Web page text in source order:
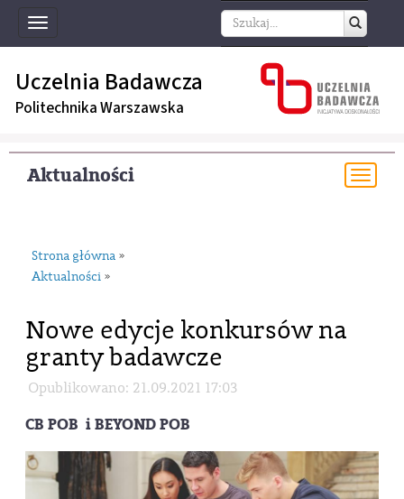
Toggle
navigation
Uczelnia Badawcza
Politechnika Warszawska
Aktualności
Strona główna »
Aktualności »
Nowe edycje konkursów na
granty badawcze
Opublikowano: 21.09.2021 17:03
CB POB i BEYOND POB